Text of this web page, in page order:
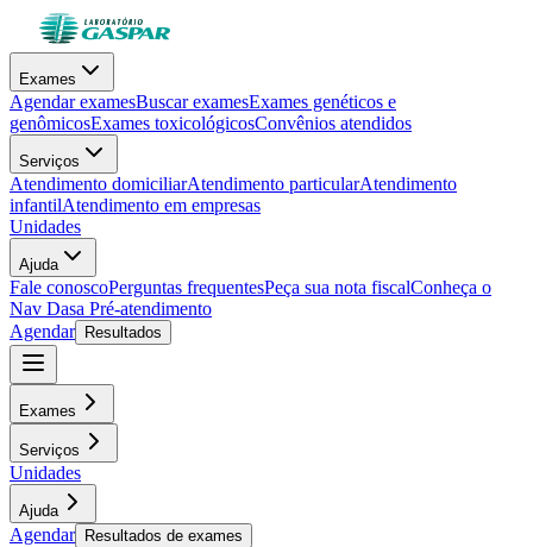
Exames
Agendar examesBuscar examesExames genéticos e
genômicosExames toxicológicosConvênios atendidos
Serviços
Atendimento domiciliarAtendimento particularAtendimento
infantilAtendimento em empresas
Unidades
Ajuda
Fale conoscoPerguntas frequentesPeça sua nota fiscalConheça o
Nav Dasa Pré-atendimento
Agendar
Resultados
Exames
Serviços
Unidades
Ajuda
Agendar Resultados de exames